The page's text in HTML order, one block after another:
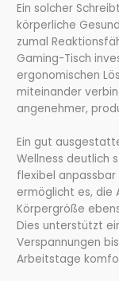
Ein solcher
körperliche
zumal
Gaming-Tisch
ergonomischen
miteinander
angenehmer,
Ein gut
Wellness deutlich
flexibel anpassbar
ermöglicht es, die
Körpergröße
Dies unterstützt
Verspannungen
Arbeitstage